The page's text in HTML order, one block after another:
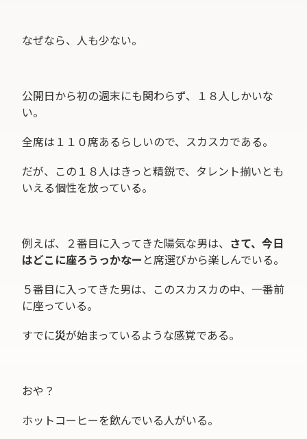
なぜなら、人も少ない。
公開日から初の週末にも関わらず、１８人しかいな
い。
全席は１１０席あるらしいので、スカスカである。
だが、この１８人はきっと精鋭で、タレント揃いとも
いえる個性を放っている。
例えば、２番目に入ってきた陽気な男は、 さて、今日
はどこに座ろうっかなー と席選びから楽しんでいる。
５番目に入ってきた男は、このスカスカの中、一番前
に座っている。
すでに災が始まっているような感覚である。
おや？
ホットコーヒーを飲んでいる人がいる。